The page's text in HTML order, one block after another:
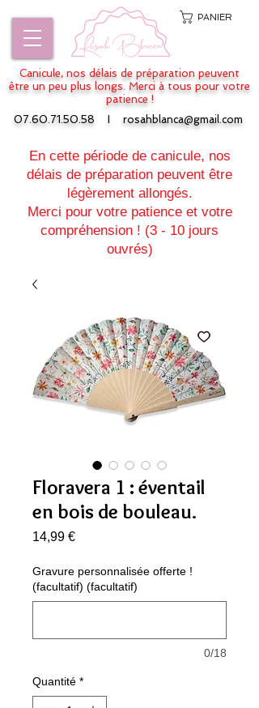
PANIER
Canicule, nos délais de préparation peuvent
être un peu plus longs. Merci à tous pour votre
patience !
07.60.71.50.58
rosahblanca@gmail.com
En cette période de canicule, nos
délais de préparation peuvent être
légèrement allongés.
Merci pour votre patience et votre
compréhension ! (3 - 10 jours
ouvrés)
Floravera 1 : éventail
en bois de bouleau.
14,99 €Prix
Gravure personnalisée offerte !
(facultatif) (facultatif)
0/18
Quantité *